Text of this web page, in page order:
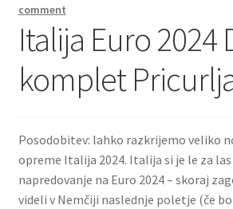
Kontaktiraj nas
Košarica
Zaključek nakupa
comment
Italija Euro 2024
komplet
Posodobitev: lahko razkrijemo veliko
opreme Italija 2024. Italija si je le za
napredovanje na Euro 2024 – skoraj
videli v Nemčiji naslednje poletje (če